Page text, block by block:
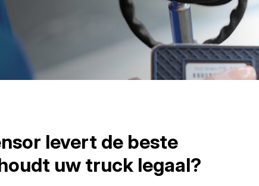
levert de beste
uw truck legaal?